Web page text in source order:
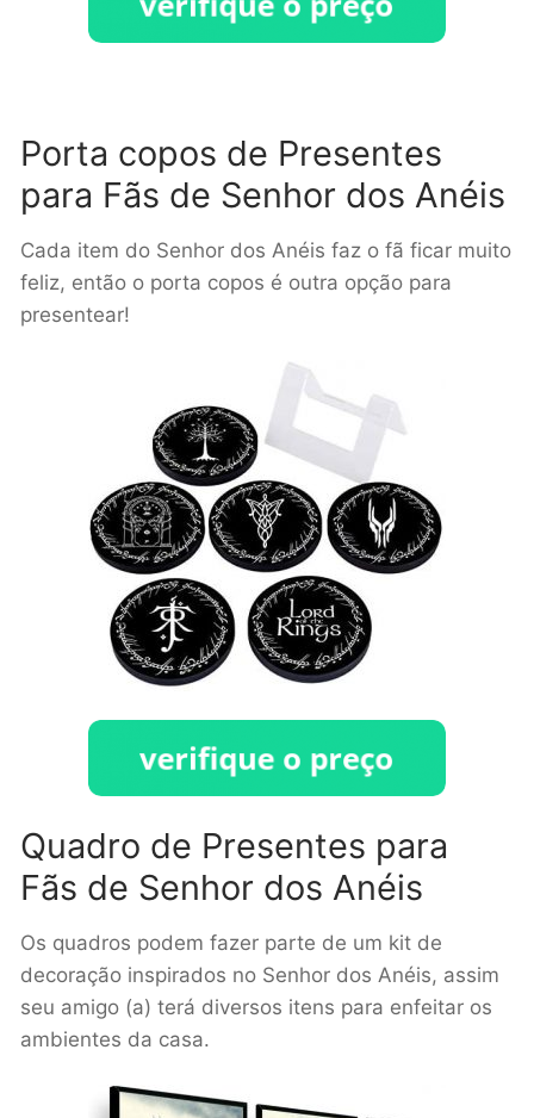
Porta copos de Presentes
para Fãs de Senhor dos Anéis
Cada item do Senhor dos Anéis faz o fã ficar muito
feliz, então o porta copos é outra opção para
presentear!
Quadro de Presentes para
Fãs de Senhor dos Anéis
Os quadros podem fazer parte de um kit de
decoração inspirados no Senhor dos Anéis, assim
seu amigo (a) terá diversos itens para enfeitar os
ambientes da casa.